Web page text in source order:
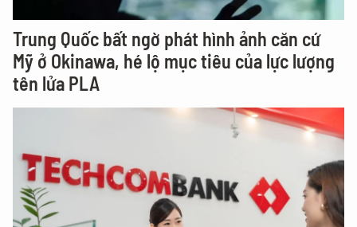
Trung Quốc bất ngờ phát hình ảnh căn cứ
Mỹ ở Okinawa, hé lộ mục tiêu của lực lượng
tên lửa PLA